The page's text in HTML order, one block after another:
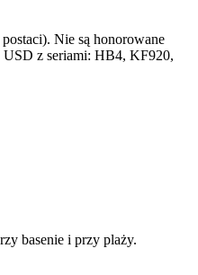
Nie są honorowane
z seriami: HB4, KF920,
basenie i przy plaży.